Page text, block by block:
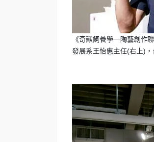
《奇獸飼養學—陶藝創作
發展系王怡惠主任(右上)